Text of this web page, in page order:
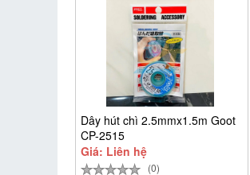
Dây hút chì 2.5mmx1.5m Goot
CP-2515
Giá: Liên hệ
(0)